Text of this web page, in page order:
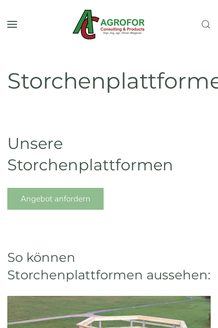
Skip to main content
Unsere
Storchenplattformen
Angebot anfordern
So können
Storchenplattformen aussehen: